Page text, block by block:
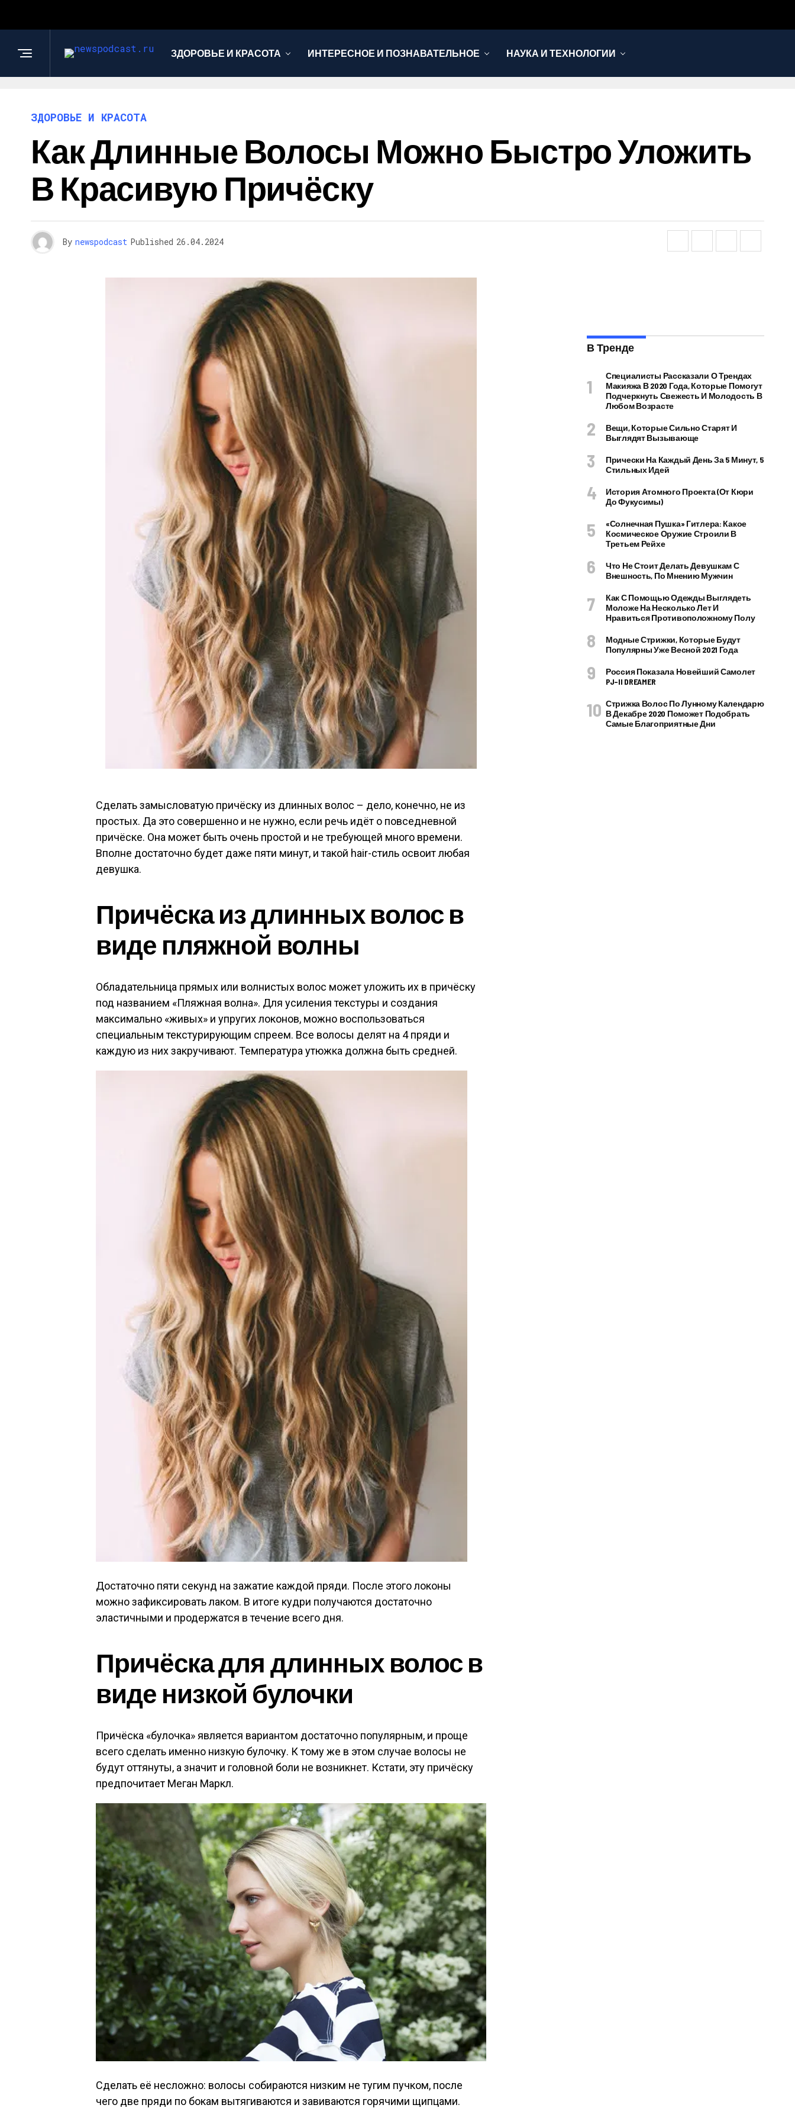
ЗДОРОВЬЕ И КРАСОТА ИНТЕРЕСНОЕ И ПОЗНАВАТЕЛЬНОЕ НАУКА И ТЕХНОЛОГИИ
ЗДОРОВЬЕ И КРАСОТА
Как Длинные Волосы Можно Быстро Уложить
В Красивую Причёску
By newspodcast Published 26.04.2024
Сделать замысловатую причёску из длинных волос – дело, конечно, не из
простых. Да это совершенно и не нужно, если речь идёт о повседневной
причёске. Она может быть очень простой и не требующей много времени.
Вполне достаточно будет даже пяти минут, и такой hair-стиль освоит любая
девушка.
Причёска из длинных волос в
виде пляжной волны
Обладательница прямых или волнистых волос может уложить их в причёску
под названием «Пляжная волна». Для усиления текстуры и создания
максимально «живых» и упругих локонов, можно воспользоваться
специальным текстурирующим спреем. Все волосы делят на 4 пряди и
каждую из них закручивают. Температура утюжка должна быть средней.
Достаточно пяти секунд на зажатие каждой пряди. После этого локоны
можно зафиксировать лаком. В итоге кудри получаются достаточно
эластичными и продержатся в течение всего дня.
Причёска для длинных волос в
виде низкой булочки
Причёска «булочка» является вариантом достаточно популярным, и проще
всего сделать именно низкую булочку. К тому же в этом случае волосы не
будут оттянуты, а значит и головной боли не возникнет. Кстати, эту причёску
предпочитает Меган Маркл.
Сделать её несложно: волосы собираются низким не тугим пучком, после
чего две пряди по бокам вытягиваются и завиваются горячими щипцами.
В Тренде
Специалисты Рассказали О Трендах
Макияжа В 2020 Года, Которые Помогут
Подчеркнуть Свежесть И Молодость В
Любом Возрасте
Вещи, Которые Сильно Старят И
Выглядят Вызывающе
Прически На Каждый День За 5 Минут, 5
Стильных Идей
История Атомного Проекта (от Кюри
До Фукусимы)
«Солнечная Пушка» Гитлера: Какое
Космическое Оружие Строили В
Третьем Рейхе
Что Не Стоит Делать Девушкам С
Внешность, По Мнению Мужчин
Как С Помощью Одежды Выглядеть
Моложе На Несколько Лет И
Нравиться Противоположному Полу
Модные Стрижки, Которые Будут
Популярны Уже Весной 2021 Года
Россия Показала Новейший Самолет
PJ–II DREAMER
Стрижка Волос По Лунному Календарю
В Декабре 2020 Поможет Подобрать
Самые Благоприятные Дни